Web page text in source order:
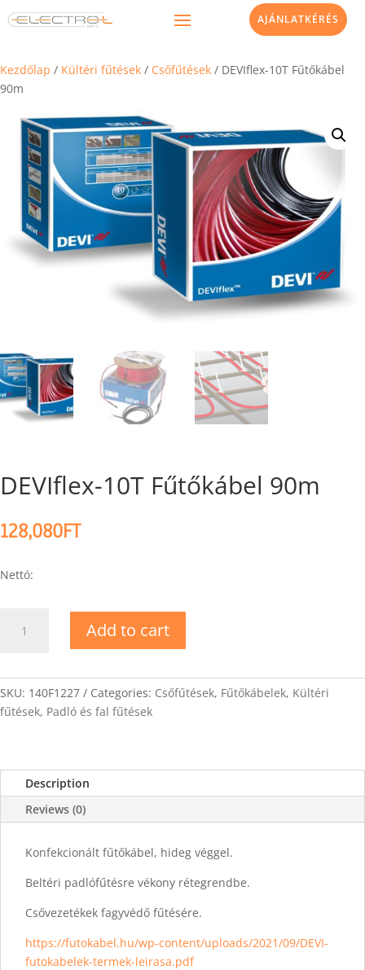
AJÁNLATKÉRÉS
Kezdőlap / Kültéri fűtések / Csőfűtések / DEVIflex-10T Fűtőkábel
90m
DEVIflex-10T Fűtőkábel 90m
128,080FT
Nettó:
quantity
Add to cart
SKU: 140F1227 Categories: Csőfűtések, Fűtőkábelek, Kültéri
fűtések, Padló és fal fűtések
Description
Reviews (0)
Konfekcionált fűtőkábel, hideg véggel.
Beltéri padlófűtésre vékony rétegrendbe.
Csővezetékek fagyvédő fűtésére.
https://futokabel.hu/wp-content/uploads/2021/09/DEVI-
futokabelek-termek-leirasa.pdf